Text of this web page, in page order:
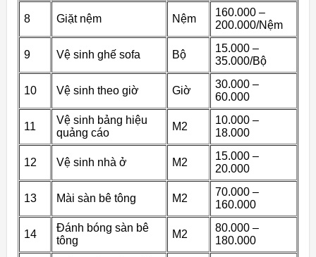
8 Giặt nệm Nệm
160.000 –
200.000/Nệm
9 Vệ sinh ghế sofa Bộ
15.000 –
35.000/Bộ
10 Vệ sinh theo giờ Giờ
30.000 –
60.000
11
Vệ sinh bảng hiệu
quảng cáo
M2
10.000 –
18.000
12 Vệ sinh nhà ở M2
15.000 –
20.000
13 Mài sàn bê tông M2
70.000 –
160.000
14
Đánh bóng sàn bê
tông
M2
80.000 –
180.000